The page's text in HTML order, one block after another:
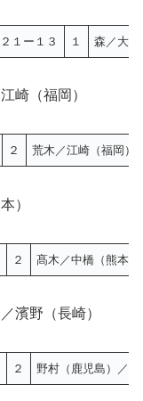
２１ー１３ １ 森／大
（福岡）
２ 荒木／江崎（福岡）
）
２ 髙木／中橋（熊本）
野（長崎）
２ 野村（鹿児島）／